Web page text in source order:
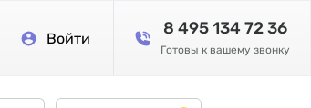
Войти
8 495 134 72 36
Готовы к вашему звонку